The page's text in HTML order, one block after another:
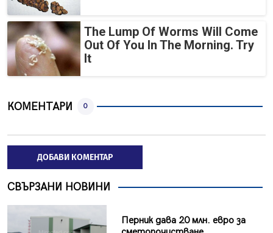
The Lump Of Worms Will Come
Out Of You In The Morning. Try
It
КОМЕНТАРИ 0
ДОБАВИ КОМЕНТАР
СВЪРЗАНИ НОВИНИ
Перник дава 20 млн. евро за